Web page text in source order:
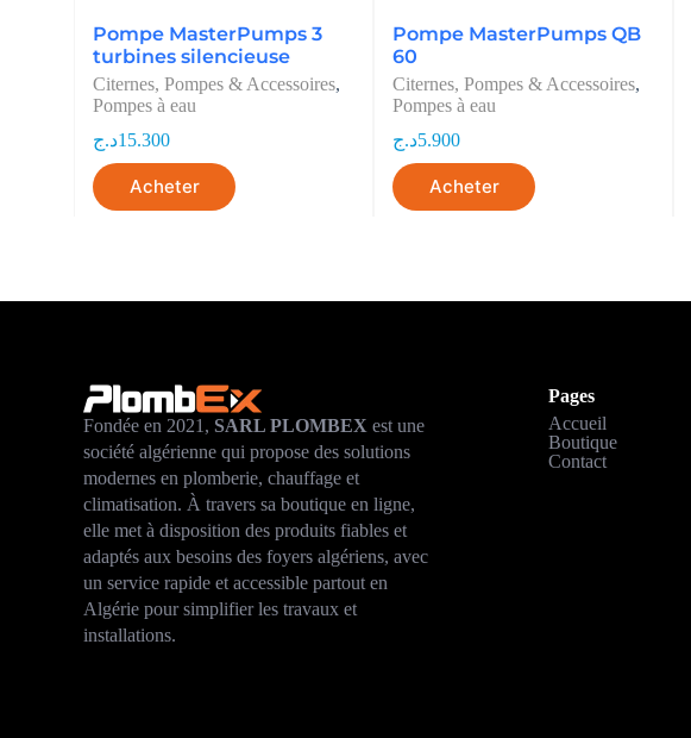
Pompe MasterPumps 3
turbines silencieuse
Citernes, Pompes & Accessoires,
Pompes à eau
15.300د.ج
Acheter
Pompe MasterPumps QB
60
Citernes, Pompes & Accessoires,
Pompes à eau
5.900د.ج
Acheter
Fondée en 2021, SARL PLOMBEX est une
société algérienne qui propose des solutions
modernes en plomberie, chauffage et
climatisation. À travers sa boutique en ligne,
elle met à disposition des produits fiables et
adaptés aux besoins des foyers algériens, avec
un service rapide et accessible partout en
Algérie pour simplifier les travaux et
installations.
Pages
Accueil
Boutique
Contact